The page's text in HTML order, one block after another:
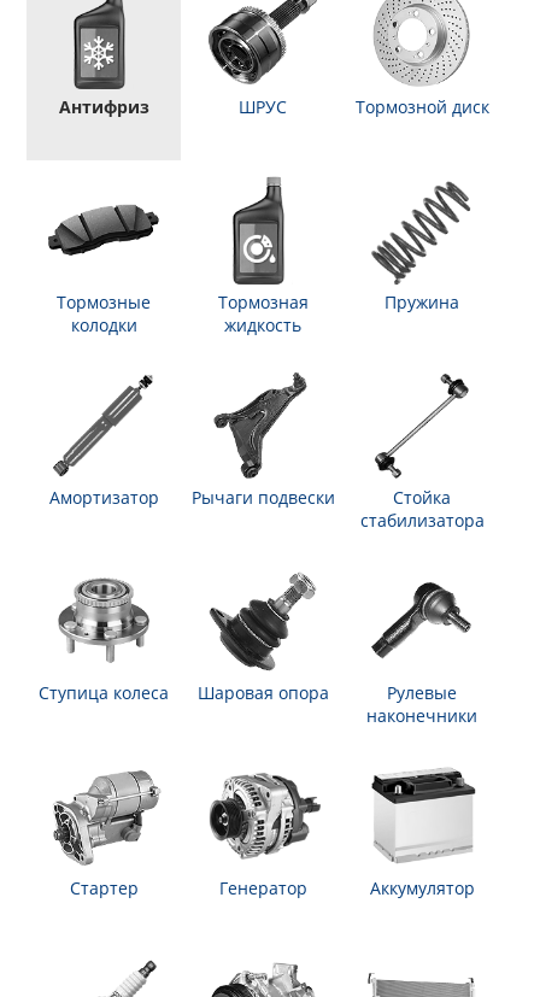
Антифриз ШРУС Тормозной диск
Тормозные
колодки
Тормозная
жидкость
Пружина
Амортизатор Рычаги подвески
Стойка
стабилизатора
Ступица колеса Шаровая опора
Рулевые
наконечники
Стартер Генератор Аккумулятор